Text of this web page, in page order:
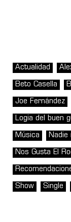
Actualidad
Beto Casella
Joe Fernández
Logia del buen
Música Nadie
Nos Gusta El
Show Single